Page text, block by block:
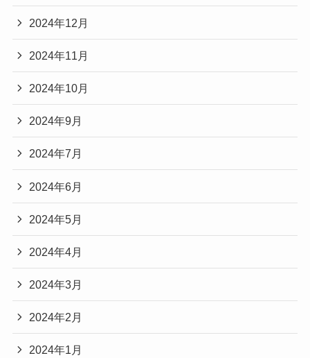
2024年12月
2024年11月
2024年10月
2024年9月
2024年7月
2024年6月
2024年5月
2024年4月
2024年3月
2024年2月
2024年1月